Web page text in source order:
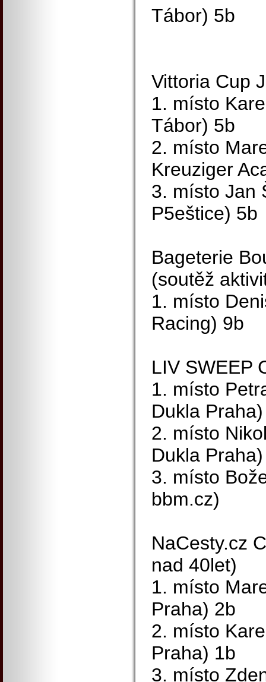
Tábor) 5b
Vittoria Cup
1. místo
Tábor) 5b
2. místo
Kreuziger
3. místo Jan
P5eštice) 5b
Bageterie
(soutěž
1. místo
Racing) 9b
LIV SWEEP
1. místo
Dukla Praha)
2. místo
Dukla Praha)
3. místo
bbm.cz)
NaCesty.cz
nad 40let)
1. místo
Praha) 2b
2. místo
Praha) 1b
3. místo